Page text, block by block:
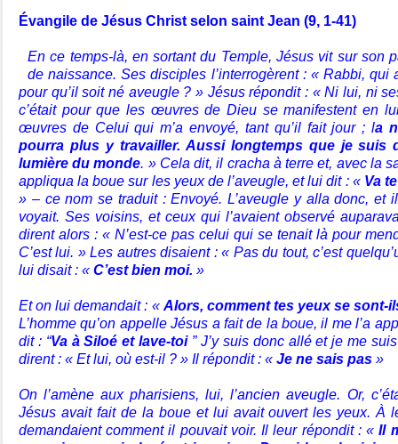
Évangile de Jésus Christ selon saint Jean (9, 1-41)
En ce temps-là, en sortant du Temple, Jésus vit sur son
de naissance. Ses disciples l’interrogèrent : « Rabbi, qui
pour qu’il soit né aveugle ? » Jésus répondit : « Ni lui, ni
c’était pour que les œuvres de Dieu se manifestent en
œuvres de Celui qui m’a envoyé, tant qu’il fait jour ; la
pourra plus y travailler. Aussi longtemps que je suis
lumière du monde. » Cela dit, il cracha à terre et, avec la
appliqua la boue sur les yeux de l’aveugle, et lui dit : « Va
» – ce nom se traduit : Envoyé. L’aveugle y alla donc, et
voyait. Ses voisins, et ceux qui l’avaient observé
dirent alors : « N’est-ce pas celui qui se tenait là pour
C’est lui. » Les autres disaient : « Pas du tout, c’est
lui disait : « C’est bien moi. »
Et on lui demandait : « Alors, comment tes yeux se sont-
L’homme qu’on appelle Jésus a fait de la boue, il me l’a
dit : “Va à Siloé et lave-toi” J’y suis donc allé et je me
dirent : « Et lui, où est-il ? » Il répondit : « Je ne sais pas »
On l’amène aux pharisiens, lui, l’ancien aveugle. Or,
Jésus avait fait de la boue et lui avait ouvert les yeux. À
demandaient comment il pouvait voir. Il leur répondit : «Il